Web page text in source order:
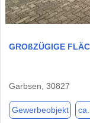
GROßZÜGIGE
Garbsen, 30827
Gewerbeobjekt